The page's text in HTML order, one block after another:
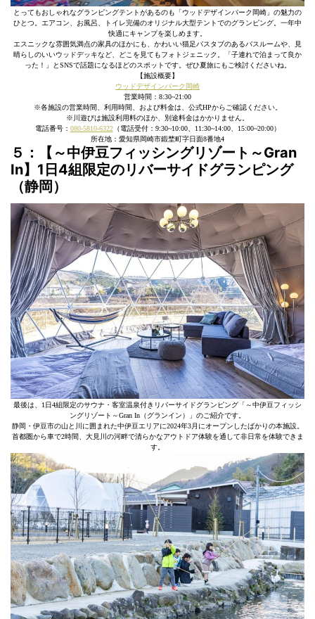
とってもおしゃれなグランピングテントがあるのも「ウッドデザインパーク岡崎」の魅力の
ひとつ。エアコン、お風呂、トイレ完備のオリジナル大型テントでのグランピング。一年中
快適にキャンプを楽しめます。
エスニックな雰囲気満点の家具のほかにも、かわいい猫足バスタブのあるバスルームや、見
晴らしのいいウッドデッキなど、どこを見てもフォトジェニック。「子連れで泊まって良か
った！」とSNSで話題になるほどのスポットです。ぜひ夏旅にもご検討くださいね。
【施設概要】
ウッドデザインパーク岡崎
営業時間：8:30~21:00
※各施設の営業時間、利用時間、および料金は、公式HPからご確認ください。
※川遊びは施設利用料のほか、別途料金はかかりません。
電話番号： 080-5810-6322（電話受付：9:30~10:00、11:30~14:00、15:00~20:00）
所在地：愛知県岡崎市鍛埜町字日面8番地4
５：【～中伊豆フィッシングリゾート～Gran
In】1日4組限定のリバーサイドグランピング
（静岡）
最後は、1日4組限定のサウナ・客室温泉付きリバーサイドグランピング「～中伊豆フィッシ
ングリゾート～Gran In（グランイン）」のご紹介です。
静岡・伊豆市の山と川に囲まれた中伊豆エリアに2024年3月にオープンしたばかりの本施設。
首都圏から車で2時間、大見川の河畔で清らかなアウトドア体験を通して非日常を体験できま
す。